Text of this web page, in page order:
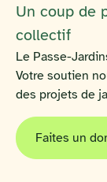
Un coup de
collectif
Le Passe-
Votre soutien
des projets de
Faites un